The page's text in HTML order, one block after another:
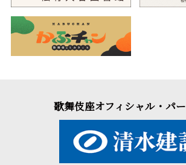
歌舞伎座オフィシャル・パ